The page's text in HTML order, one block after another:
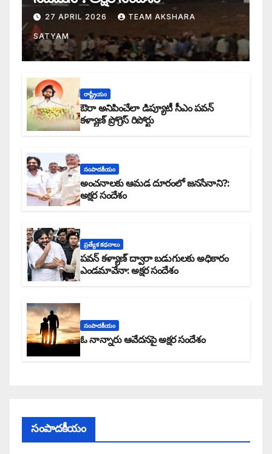
27 APRIL 2026 TEAM AKSHARA
SATYAM
రాష్ట్రీయం
ఔరా అనిపించేలా డిప్యూటీ సీఎం పవన్
కళ్యాణ్ ప్రోగ్రెస్ రిపోర్టు
సంపాదకీయం
అంచనాలకు ఆమడ దూరంలో జనసేనాని?:
అక్షర సందేశం
ప్రత్యేక కధనాలు
పవన్ కళ్యాణ్ ద్వారా బడుగులకు అధికారం
ఎండమావేనా: అక్షర సందేశం
సంపాదకీయం
ఓ నాన్నారు ఆవేదనపై అక్షర సందేశం
సంపాదకీయం